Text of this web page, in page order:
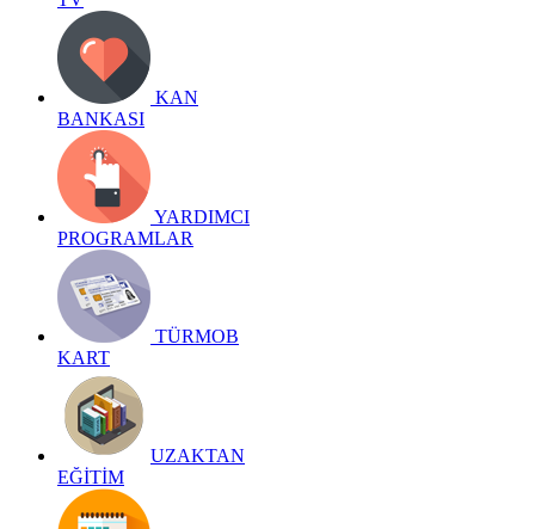
KAN
BANKASI
YARDIMCI
PROGRAMLAR
TÜRMOB
KART
UZAKTAN
EĞİTİM